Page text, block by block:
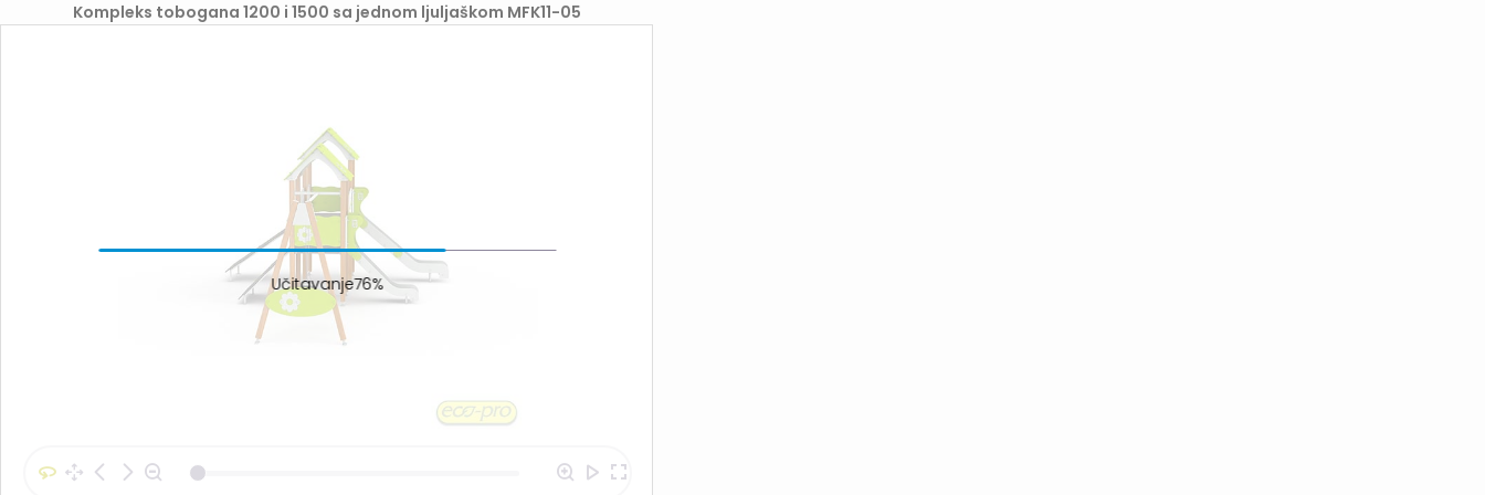
Kompleks tobogana 1200 i 1500 sa jednom ljuljaškom MFK11-05
Učitavanje88%